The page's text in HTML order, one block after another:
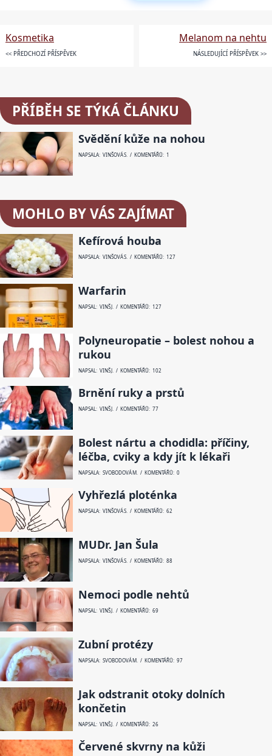
Kosmetika
<< PŘEDCHOZÍ PŘÍSPĚVEK
Melanom na nehtu
NÁSLEDUJÍCÍ PŘÍSPĚVEK >>
PŘÍBĚH SE TÝKÁ ČLÁNKU
Svědění kůže na nohou
NAPSALA: VINŠOVÁ S. / KOMENTÁŘŮ: 1
MOHLO BY VÁS ZAJÍMAT
Kefírová houba
NAPSALA: VINŠOVÁ S. / KOMENTÁŘŮ: 127
Warfarin
NAPSAL: VINŠ J. / KOMENTÁŘŮ: 127
Polyneuropatie – bolest nohou a
rukou
NAPSAL: VINŠ J. / KOMENTÁŘŮ: 102
Brnění ruky a prstů
NAPSAL: VINŠ J. / KOMENTÁŘŮ: 77
Bolest nártu a chodidla: příčiny,
léčba, cviky a kdy jít k lékaři
NAPSALA: SVOBODOVÁ M. / KOMENTÁŘŮ: 0
Vyhřezlá ploténka
NAPSALA: VINŠOVÁ S. / KOMENTÁŘŮ: 62
MUDr. Jan Šula
NAPSALA: VINŠOVÁ S. / KOMENTÁŘŮ: 88
Nemoci podle nehtů
NAPSAL: VINŠ J. / KOMENTÁŘŮ: 69
Zubní protézy
NAPSALA: SVOBODOVÁ M. / KOMENTÁŘŮ: 97
Jak odstranit otoky dolních
končetin
NAPSAL: VINŠ J. / KOMENTÁŘŮ: 26
Červené skvrny na kůži